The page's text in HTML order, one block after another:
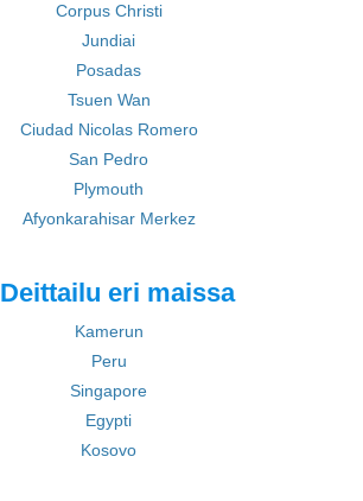
Corpus Christi
Jundiai
Posadas
Tsuen Wan
Ciudad Nicolas Romero
San Pedro
Plymouth
Afyonkarahisar Merkez
Deittailu eri maissa
Kamerun
Peru
Singapore
Egypti
Kosovo